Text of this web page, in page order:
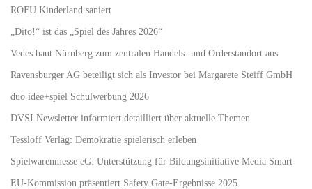
ROFU Kinderland saniert
„Dito!“ ist das „Spiel des Jahres 2026“
Vedes baut Nürnberg zum zentralen Handels- und Orderstandort aus
Ravensburger AG beteiligt sich als Investor bei Margarete Steiff GmbH
duo idee+spiel Schulwerbung 2026
DVSI Newsletter informiert detailliert über aktuelle Themen
Tessloff Verlag: Demokratie spielerisch erleben
Spielwarenmesse eG: Unterstützung für Bildungsinitiative Media Smart
EU-Kommission präsentiert Safety Gate-Ergebnisse 2025